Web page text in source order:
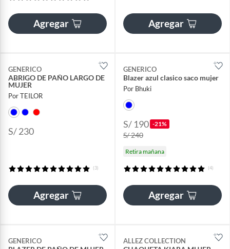
Agregar Agregar
GENERICO
ABRIGO DE PAÑO LARGO DE
MUJER
Por TEILOR
S/ 230
(3)
Agregar
GENERICO
Blazer azul clasico saco mujer
Por Bhuki
S/ 190 -21%
S/ 240
Retira mañana
(4)
Agregar
GENERICO ALLEZ COLLECTION